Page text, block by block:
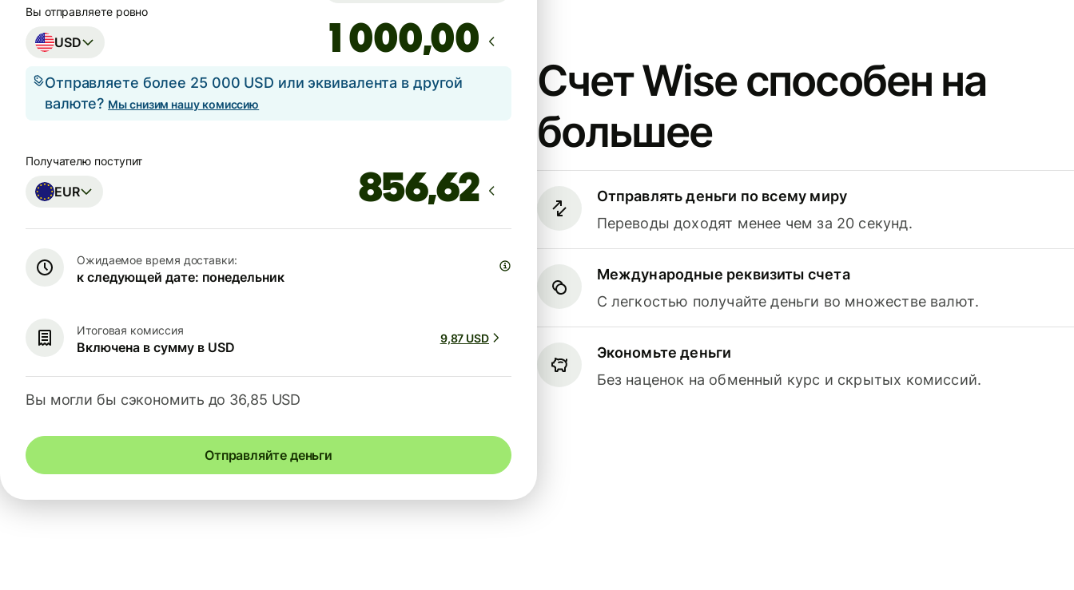
Счет Wise способен на
большее
Отправлять деньги по всему миру
Переводы доходят менее чем за 20 секунд.
Международные реквизиты счета
С легкостью получайте деньги во множестве валют.
Экономьте деньги
Без наценок на обменный курс и скрытых комиссий.
Вы отправляете ровно
USD ,00
Отправляете более 25 000 USD или эквивалента в другой
валюте? Мы снизим нашу комиссию
Получателю поступит
EUR
Ожидаемое время доставки:
к следующей дате: понедельник
Итоговая комиссия
Включена в сумму в USD
9,87 USD
Вы могли бы сэкономить до 36,85 USD
Отправляйте деньги